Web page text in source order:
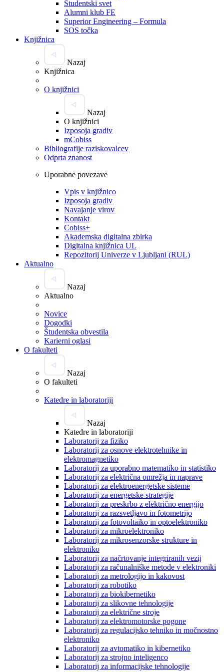
Študentski svet
Alumni klub FE
Superior Engineering – Formula
SOS točka
Knjižnica
Nazaj
Knjižnica
O knjižnici
Nazaj
O knjižnici
Izposoja gradiv
mCobiss
Bibliografije raziskovalcev
Odprta znanost
Uporabne povezave
Vpis v knjižnico
Izposoja gradiv
Navajanje virov
Kontakt
Cobiss+
Akademska digitalna zbirka
Digitalna knjižnica UL
Repozitorij Univerze v Ljubljani (RUL)
Aktualno
Nazaj
Aktualno
Novice
Dogodki
Študentska obvestila
Karierni oglasi
O fakulteti
Nazaj
O fakulteti
Katedre in laboratoriji
Nazaj
Katedre in laboratoriji
Laboratorij za fiziko
Laboratorij za osnove elektrotehnike in
elektromagnetiko
Laboratorij za uporabno matematiko in statistiko
Laboratorij za električna omrežja in naprave
Laboratorij za elektroenergetske sisteme
Laboratorij za energetske strategije
Laboratorij za preskrbo z električno energijo
Laboratorij za razsvetljavo in fotometrijo
Laboratorij za fotovoltaiko in optoelektroniko
Laboratorij za mikroelektroniko
Laboratorij za mikrosenzorske strukture in
elektroniko
Laboratorij za načrtovanje integriranih vezij
Laboratorij za računalniške metode v elektroniki
Laboratorij za metrologijo in kakovost
Laboratorij za robotiko
Laboratorij za biokibernetiko
Laboratorij za slikovne tehnologije
Laboratorij za električne stroje
Laboratorij za elektromotorske pogone
Laboratorij za regulacijsko tehniko in močnostno
elektroniko
Laboratorij za avtomatiko in kibernetiko
Laboratorij za strojno inteligenco
Laboratorij za informacijske tehnologije